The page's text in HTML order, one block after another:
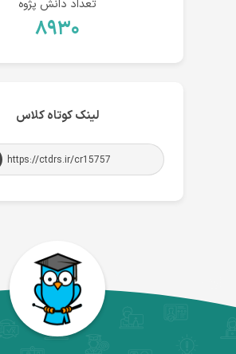
تعداد دانش پژوه
۸۹۳۰
لینک کوتاه کلاس